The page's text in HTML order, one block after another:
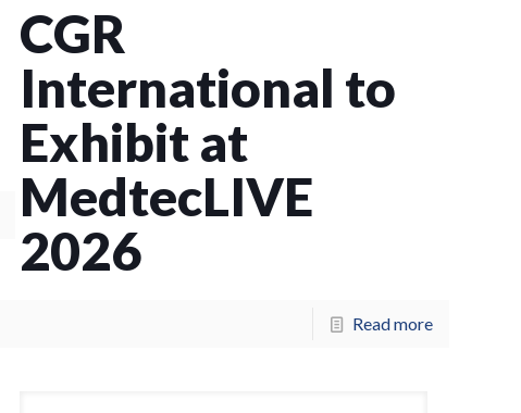
CGR
International to
Exhibit at
MedtecLIVE
2026
Read more